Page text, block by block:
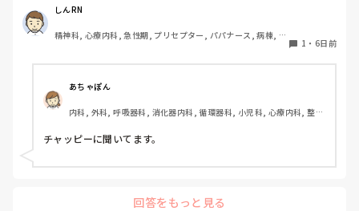
皆さんは看護記録を効率よく作成するために工夫しているこ
とはありますか。
しんRN
精神科, 心療内科, 急性期, プリセプター, パパナース, 病棟, 老
1 ・ 6日前
あちゃぽん
内科, 外科, 呼吸器科, 消化器内科, 循環器科, 小児科, 心療内科, 整形
合診療科, 救急科, 超急性期, ICU, CCU, HCU, その他の科, ママナー
ス, 外来, 神経内科, 脳神経外科, NICU, 消化器外科, 一般病院, 慢性
チャッピーに聞いてます。
回答をもっと見る